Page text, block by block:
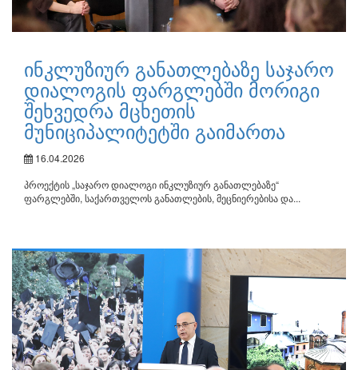
ინკლუზიურ განათლებაზე საჯარო
დიალოგის ფარგლებში მორიგი
შეხვედრა მცხეთის
მუნიციპალიტეტში გაიმართა
16.04.2026
პროექტის „საჯარო დიალოგი ინკლუზიურ განათლებაზე“
ფარგლებში, საქართველოს განათლების, მეცნიერებისა და...